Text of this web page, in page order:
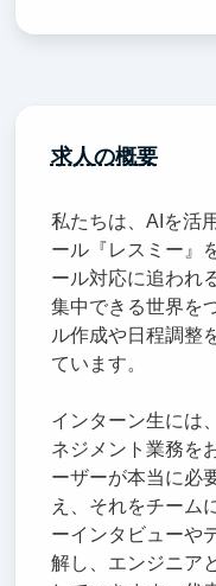
求人の概要
私たちは、AIを活
ール『レスミー』
ール対応に追われ
集中できる世界を
ル作成や日程調整
ています。
インターン生には
ネジメント業務を
ーザーが本当に必
え、それをチーム
ーインタビューや
解し、エンジニア